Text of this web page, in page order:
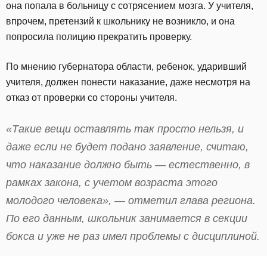
она попала в больницу с сотрясением мозга. У учителя,
впрочем, претензий к школьнику не возникло, и она
попросила полицию прекратить проверку.
По мнению губернатора области, ребенок, ударивший
учителя, должен понести наказание, даже несмотря на
отказ от проверки со стороны учителя.
«Такие вещи оставлять так просто нельзя, и
даже если не будет подано заявление, считаю,
что наказание должно быть — естественно, в
рамках закона, с учетом возраста этого
молодого человека», — отметил глава региона.
По его данным, школьник занимается в секции
бокса и уже не раз имел проблемы с дисциплиной.